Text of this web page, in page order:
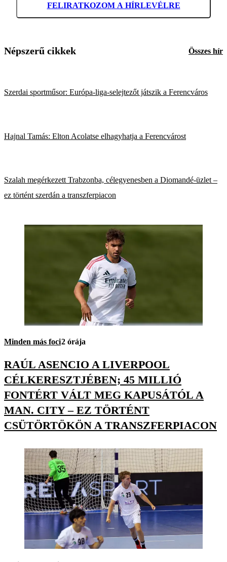
FELIRATKOZOM A HÍRLEVÉLRE
Népszerű cikkek Összes hír
Szerdai sportműsor: Európa-liga-selejtezőt játszik a Ferencváros
Hajnal Tamás: Elton Acolatse elhagyhatja a Ferencvárost
Szalah megérkezett Trabzonba, célegyenesben a Diomandé-üzlet –
ez történt szerdán a transzferpiacon
Minden más foci2 órája
RAÚL ASENCIO A LIVERPOOL
CÉLKERESZTJÉBEN; 45 MILLIÓ
FONTÉRT VÁLT MEG KAPUSÁTÓL A
MAN. CITY – EZ TÖRTÉNT
CSÜTÖRTÖKÖN A TRANSZFERPIACON